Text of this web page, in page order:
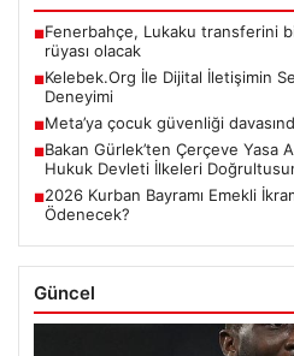
■Fenerbahçe, Lukaku transferini
rüyası olacak
■Kelebek.Org İle Dijital İletişimin
Deneyimi
■Meta’ya çocuk güvenliği
■Bakan Gürlek’ten Çerçeve Yasa
Hukuk Devleti İlkeleri
■2026 Kurban Bayramı Emekli
Ödenecek?
Güncel